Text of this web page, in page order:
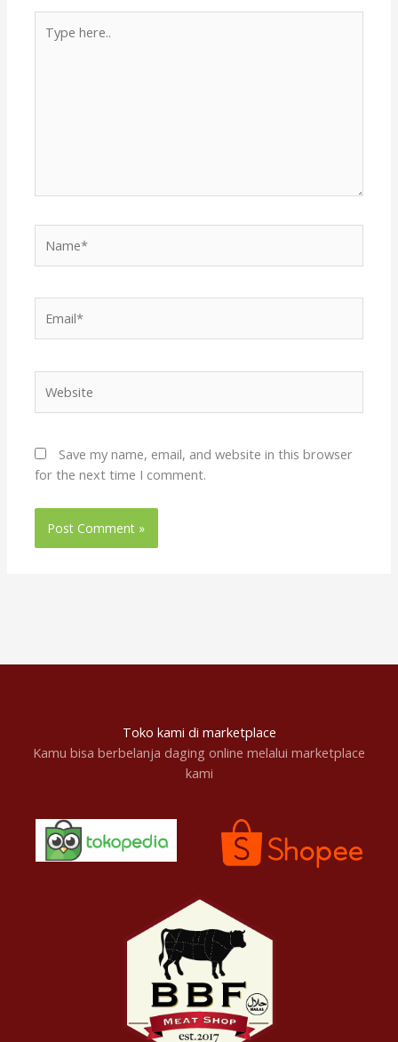
here..
Save my name, email, and website in this browser
for the next time I comment.
Toko kami di marketplace
Kamu bisa berbelanja daging online melalui marketplace
kami